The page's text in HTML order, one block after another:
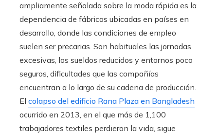
ampliamente señalada sobre la moda rápida es la
dependencia de fábricas ubicadas en países en
desarrollo, donde las condiciones de empleo
suelen ser precarias. Son habituales las jornadas
excesivas, los sueldos reducidos y entornos poco
seguros, dificultades que las compañías
encuentran a lo largo de su cadena de producción.
El colapso del edificio Rana Plaza en Bangladesh
ocurrido en 2013, en el que más de 1,100
trabajadores textiles perdieron la vida, sigue